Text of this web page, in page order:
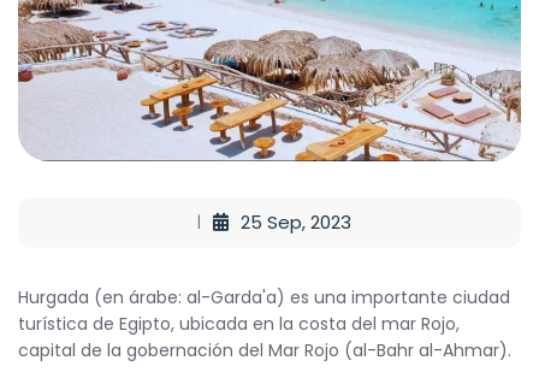
25 Sep, 2023
Hurgada (en árabe: al-Garda'a) es una importante ciudad
turística de Egipto, ubicada en la costa del mar Rojo,
capital de la gobernación del Mar Rojo (al-Bahr al-Ahmar).